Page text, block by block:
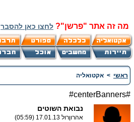
מה זה אתר "פרשן"? לחצו כאן להסבר
ראשי > אקטואליה
#centerBanners#
נבואת השוטים
אהרוןרול 17.01.13 (05:59)